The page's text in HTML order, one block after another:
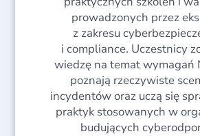
prowadzonych przez
z zakresu
i compliance. Uczestnicy
wiedzę na temat wymagań
poznają rzeczywiste
incydentów oraz uczą się
praktyk stosowanych w
budujących